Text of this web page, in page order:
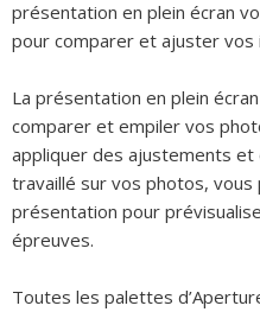
présentation en plein écran
pour comparer et ajuster vos
La présentation en plein
comparer et empiler vos
appliquer des ajustements
travaillé sur vos photos,
présentation pour
épreuves.
Toutes les palettes